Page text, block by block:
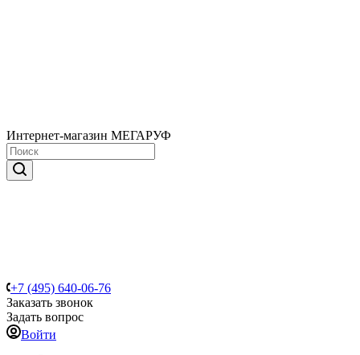
Интернет-магазин МЕГАРУФ
+7 (495) 640-06-76
Заказать звонок
Задать вопрос
Войти